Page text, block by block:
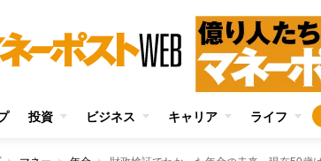
投資 ビジネス キャリア ライフ